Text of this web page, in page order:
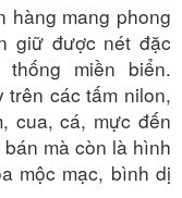
hàng mang phong
giữ được nét đặc
miền biển.
các tấm nilon,
cua, cá, mực đến
mà còn là hình
mộc mạc, bình dị